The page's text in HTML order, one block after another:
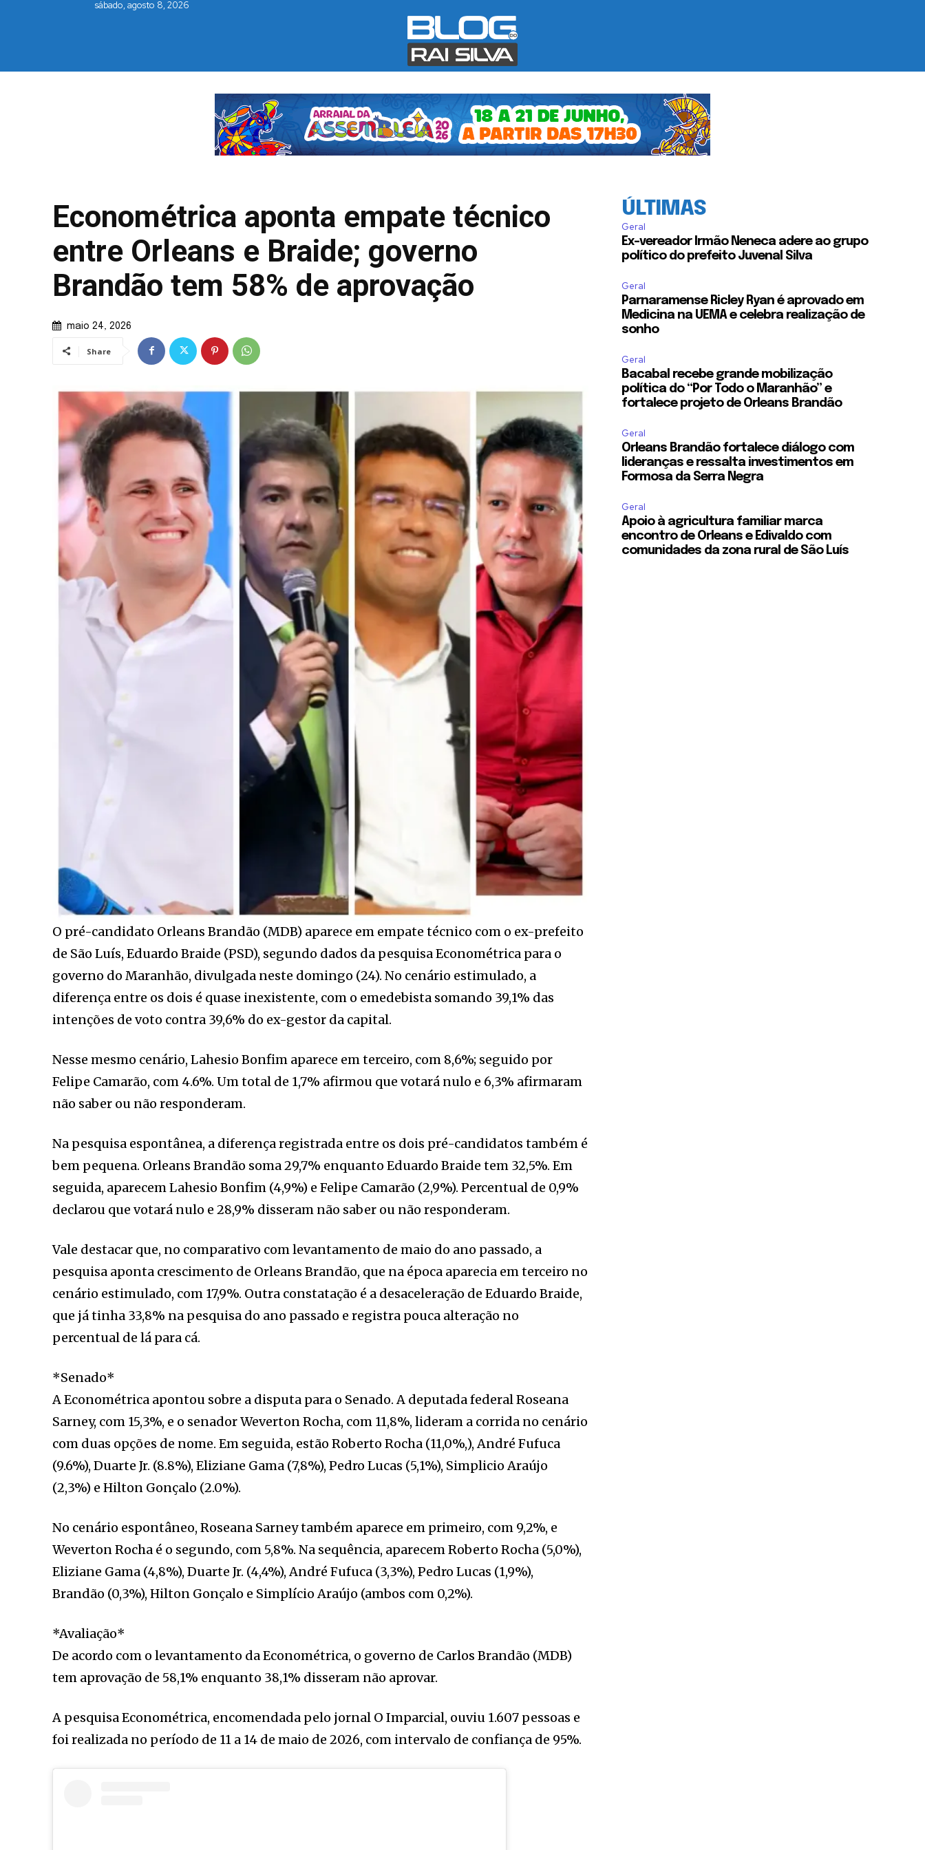
sábado, agosto 8, 2026
Econométrica aponta empate técnico
entre Orleans e Braide; governo
Brandão tem 58% de aprovação
maio 24, 2026
Share
O pré-candidato Orleans Brandão (MDB) aparece em empate técnico com o ex-prefeito
de São Luís, Eduardo Braide (PSD), segundo dados da pesquisa Econométrica para o
governo do Maranhão, divulgada neste domingo (24). No cenário estimulado, a
diferença entre os dois é quase inexistente, com o emedebista somando 39,1% das
intenções de voto contra 39,6% do ex-gestor da capital.
Nesse mesmo cenário, Lahesio Bonfim aparece em terceiro, com 8,6%; seguido por
Felipe Camarão, com 4.6%. Um total de 1,7% afirmou que votará nulo e 6,3% afirmaram
não saber ou não responderam.
Na pesquisa espontânea, a diferença registrada entre os dois pré-candidatos também é
bem pequena. Orleans Brandão soma 29,7% enquanto Eduardo Braide tem 32,5%. Em
seguida, aparecem Lahesio Bonfim (4,9%) e Felipe Camarão (2,9%). Percentual de 0,9%
declarou que votará nulo e 28,9% disseram não saber ou não responderam.
Vale destacar que, no comparativo com levantamento de maio do ano passado, a
pesquisa aponta crescimento de Orleans Brandão, que na época aparecia em terceiro no
cenário estimulado, com 17,9%. Outra constatação é a desaceleração de Eduardo Braide,
que já tinha 33,8% na pesquisa do ano passado e registra pouca alteração no
percentual de lá para cá.
*Senado*
A Econométrica apontou sobre a disputa para o Senado. A deputada federal Roseana
Sarney, com 15,3%, e o senador Weverton Rocha, com 11,8%, lideram a corrida no cenário
com duas opções de nome. Em seguida, estão Roberto Rocha (11,0%,), André Fufuca
(9.6%), Duarte Jr. (8.8%), Eliziane Gama (7,8%), Pedro Lucas (5,1%), Simplicio Araújo
(2,3%) e Hilton Gonçalo (2.0%).
No cenário espontâneo, Roseana Sarney também aparece em primeiro, com 9,2%, e
Weverton Rocha é o segundo, com 5,8%. Na sequência, aparecem Roberto Rocha (5,0%),
Eliziane Gama (4,8%), Duarte Jr. (4,4%), André Fufuca (3,3%), Pedro Lucas (1,9%),
Brandão (0,3%), Hilton Gonçalo e Simplício Araújo (ambos com 0,2%).
*Avaliação*
De acordo com o levantamento da Econométrica, o governo de Carlos Brandão (MDB)
tem aprovação de 58,1% enquanto 38,1% disseram não aprovar.
A pesquisa Econométrica, encomendada pelo jornal O Imparcial, ouviu 1.607 pessoas e
foi realizada no período de 11 a 14 de maio de 2026, com intervalo de confiança de 95%.
ÚLTIMAS
Geral
Ex-vereador Irmão Neneca adere ao grupo
político do prefeito Juvenal Silva
Geral
Parnaramense Ricley Ryan é aprovado em
Medicina na UEMA e celebra realização de
sonho
Geral
Bacabal recebe grande mobilização
política do “Por Todo o Maranhão” e
fortalece projeto de Orleans Brandão
Geral
Orleans Brandão fortalece diálogo com
lideranças e ressalta investimentos em
Formosa da Serra Negra
Geral
Apoio à agricultura familiar marca
encontro de Orleans e Edivaldo com
comunidades da zona rural de São Luís